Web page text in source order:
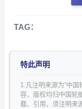
TAG：
特此声明
1.凡注明来源为“中
容，版权均归中国轮
载、引用，须注明来